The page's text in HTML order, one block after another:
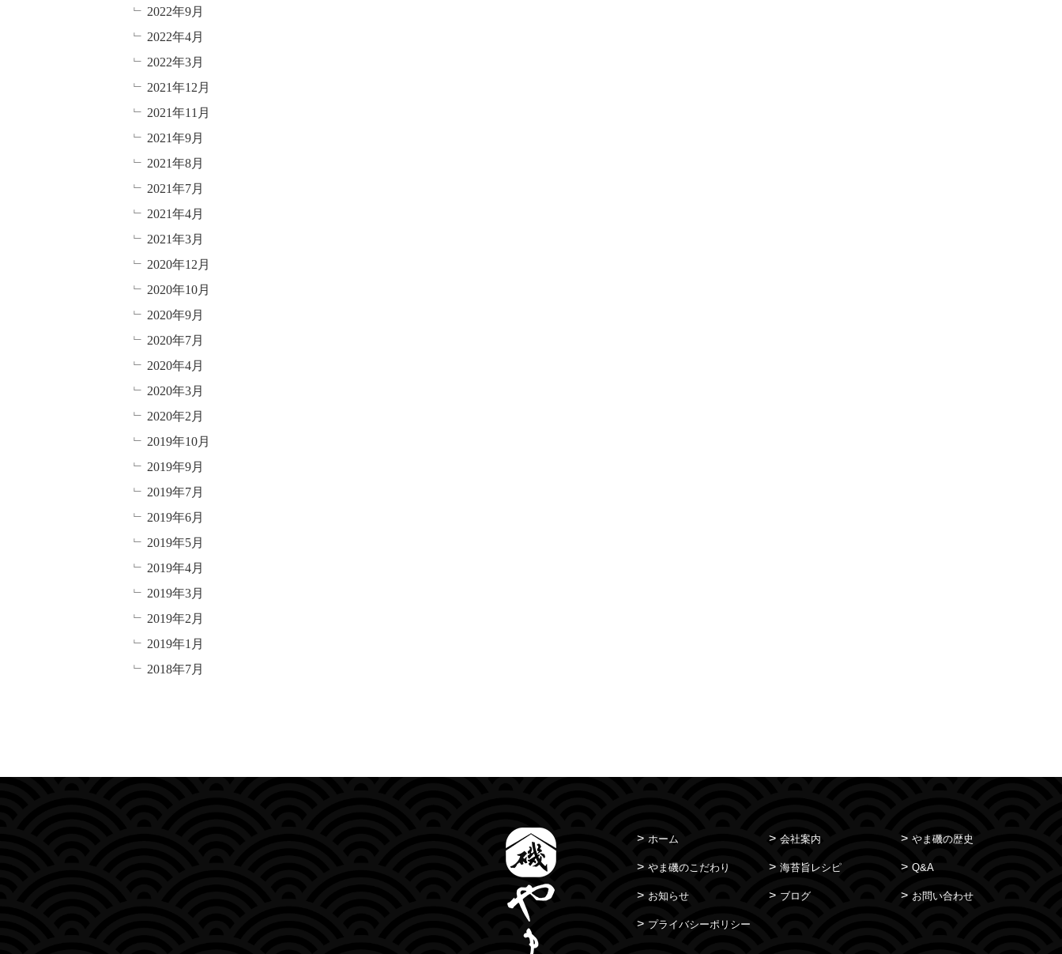
2022年9月
2022年4月
2022年3月
2021年12月
2021年11月
2021年9月
2021年8月
2021年7月
2021年4月
2021年3月
2020年12月
2020年10月
2020年9月
2020年7月
2020年4月
2020年3月
2020年2月
2019年10月
2019年9月
2019年7月
2019年6月
2019年5月
2019年4月
2019年3月
2019年2月
2019年1月
2018年7月
ホーム 会社案内 やま磯の歴史
やま磯のこだわり 海苔旨レシピ Q&A
お知らせ ブログ お問い合わせ
プライバシーポリシー